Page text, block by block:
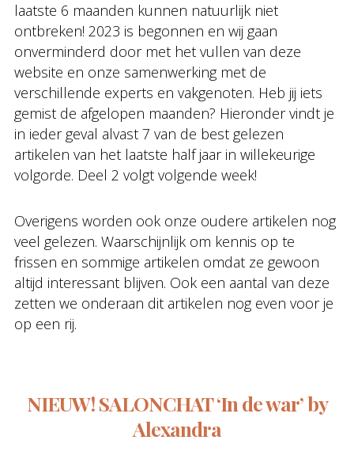
laatste 6 maanden kunnen natuurlijk niet
ontbreken! 2023 is begonnen en wij gaan
onverminderd door met het vullen van deze
website en onze samenwerking met de
verschillende experts en vakgenoten. Heb jij iets
gemist de afgelopen maanden? Hieronder vindt je
in ieder geval alvast 7 van de best gelezen
artikelen van het laatste half jaar in willekeurige
volgorde. Deel 2 volgt volgende week!
Overigens worden ook onze oudere artikelen nog
veel gelezen. Waarschijnlijk om kennis op te
frissen en sommige artikelen omdat ze gewoon
altijd interessant blijven. Ook een aantal van deze
zetten we onderaan dit artikelen nog even voor je
op een rij.
NIEUW! SALONCHAT ‘In de war’ by
Alexandra